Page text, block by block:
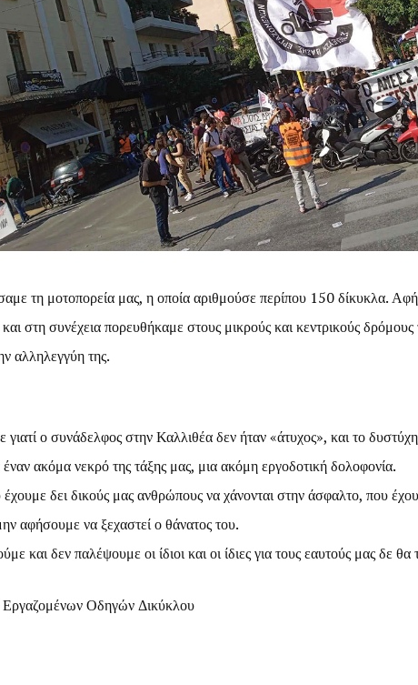
τη μοτοπορεία μας, η οποία αριθμούσε περίπου 150 δίκυκλα.
στη συνέχεια πορευθήκαμε στους μικρούς και κεντρικούς δρόμους
αλληλεγγύη της.
ο συνάδελφος στην Καλλιθέα δεν ήταν «άτυχος», και το
έναν ακόμα νεκρό της τάξης μας, μια ακόμη εργοδοτική δολοφονία.
έχουμε δει δικούς μας ανθρώπους να χάνονται στην άσφαλτο, που
αφήσουμε να ξεχαστεί ο θάνατος του.
και δεν παλέψουμε οι ίδιοι και οι ίδιες για τους εαυτούς μας δε θα
Οδηγών Δικύκλου